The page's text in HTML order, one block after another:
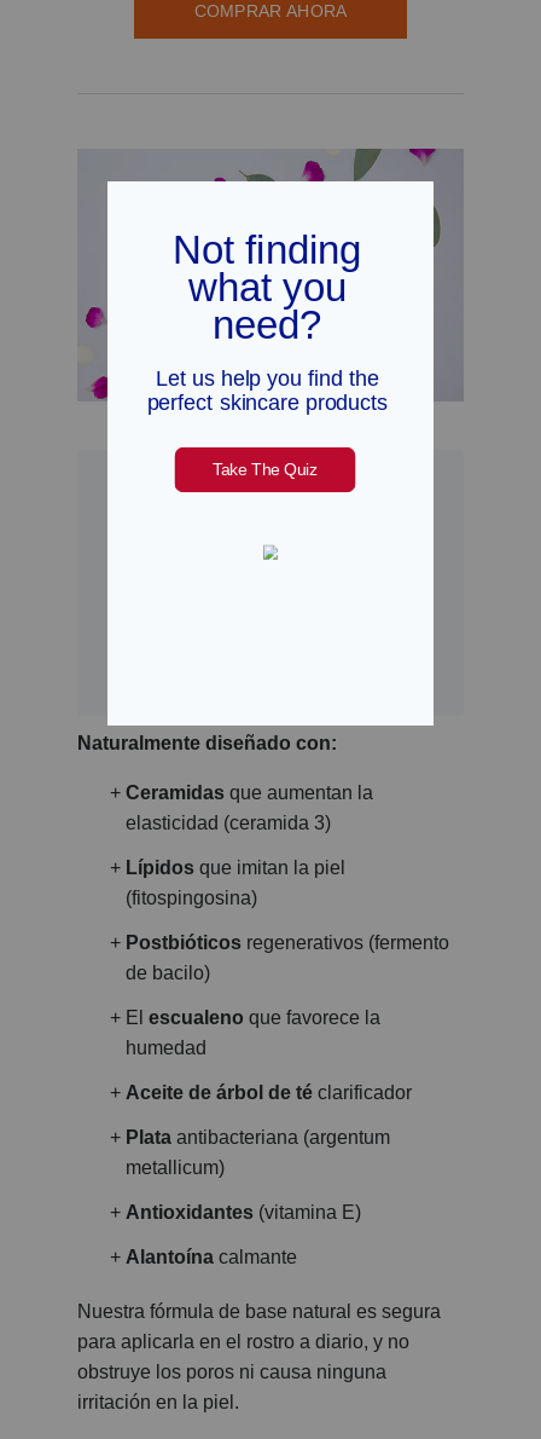
COMPRAR AHORA
"Me encanta que esté
intencionadamente con
Naturalmente diseñado con:
Ceramidas que aumentan la
elasticidad (ceramida 3)
Lípidos que imitan la piel
(fitospingosina)
Postbióticos regenerativos (fermento
de bacilo)
El escualeno que favorece la
humedad
Aceite de árbol de té clarificador
Plata antibacteriana (argentum
metallicum)
Antioxidantes (vitamina E)
Alantoína calmante
Nuestra fórmula de base natural es segura
para aplicarla en el rostro a diario, y no
obstruye los poros ni causa ninguna
irritación en la piel.